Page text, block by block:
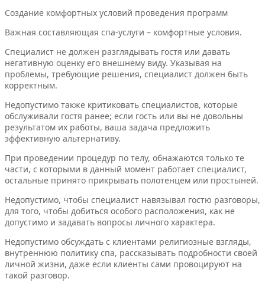
Создание комфортных условий проведения программ
Важная составляющая спа-услуги – комфортные условия.
Специалист не должен разглядывать гостя или давать
негативную оценку его внешнему виду. Указывая на
проблемы, требующие решения, специалист должен быть
корректным.
Недопустимо также критиковать специалистов, которые
обслуживали гостя ранее; если гость или вы не довольны
результатом их работы, ваша задача предложить
эффективную альтернативу.
При проведении процедур по телу, обнажаются только те
части, с которыми в данный момент работает специалист,
остальные принято прикрывать полотенцем или простыней.
Недопустимо, чтобы специалист навязывал гостю разговоры,
для того, чтобы добиться особого расположения, как не
допустимо и задавать вопросы личного характера.
Недопустимо обсуждать с клиентами религиозные взгляды,
внутреннюю политику спа, рассказывать подробности своей
личной жизни, даже если клиенты сами провоцируют на
такой разговор.